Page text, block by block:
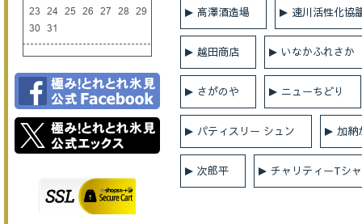
髙澤酒造場 速川活性化協
越田商店 いなかふれさか
さがのや ニューちどり
パティスリー シュン 加納
次郎平 チャリティーTシ